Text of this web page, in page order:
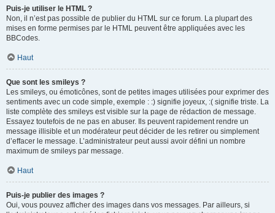
Puis-je utiliser le HTML ?
Non, il n’est pas possible de publier du HTML sur ce forum. La plupart des
mises en forme permises par le HTML peuvent être appliquées avec les
BBCodes.
Haut
Que sont les smileys ?
Les smileys, ou émoticônes, sont de petites images utilisées pour exprimer des
sentiments avec un code simple, exemple : :) signifie joyeux, :( signifie triste. La
liste complète des smileys est visible sur la page de rédaction de message.
Essayez toutefois de ne pas en abuser. Ils peuvent rapidement rendre un
message illisible et un modérateur peut décider de les retirer ou simplement
d’effacer le message. L’administrateur peut aussi avoir défini un nombre
maximum de smileys par message.
Haut
Puis-je publier des images ?
Oui, vous pouvez afficher des images dans vos messages. Par ailleurs, si